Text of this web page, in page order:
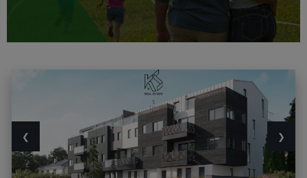
A PROPOS
ESTIMATION
❮ ❯